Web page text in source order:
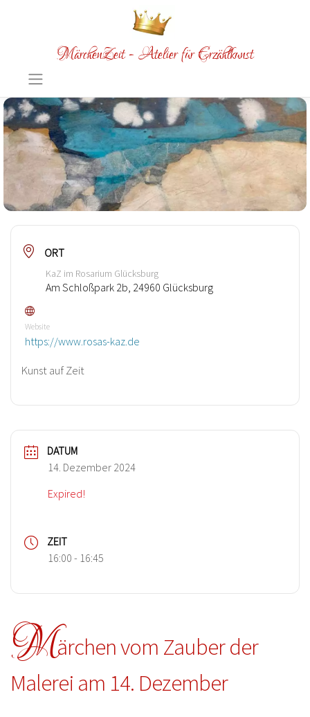
MärchenZeit - Atelier für Erzählkunst
ORT
KaZ im Rosarium Glücksburg
Am Schloßpark 2b, 24960 Glücksburg
Website
https://www.rosas-kaz.de
Kunst auf Zeit
DATUM
14. Dezember 2024
Expired!
ZEIT
16:00 - 16:45
Märchen vom Zauber der
Malerei am 14. Dezember